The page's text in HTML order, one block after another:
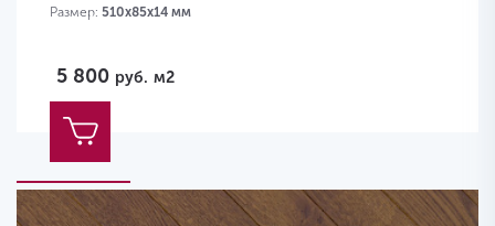
Размер: 510х85х14 мм
5 800 руб. м2